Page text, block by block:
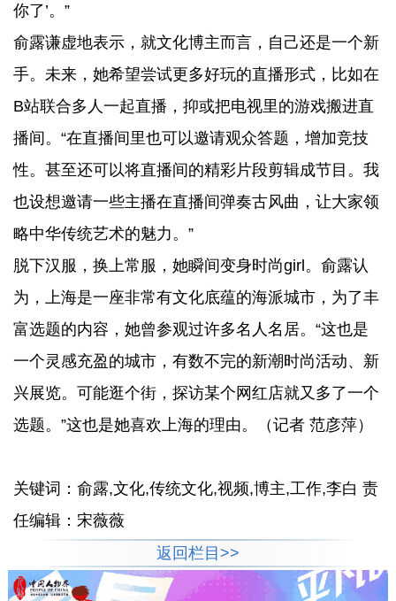
你了’。”
俞露谦虚地表示，就文化博主而言，自己还是一个新
手。未来，她希望尝试更多好玩的直播形式，比如在
B站联合多人一起直播，抑或把电视里的游戏搬进直
播间。“在直播间里也可以邀请观众答题，增加竞技
性。甚至还可以将直播间的精彩片段剪辑成节目。我
也设想邀请一些主播在直播间弹奏古风曲，让大家领
略中华传统艺术的魅力。”
脱下汉服，换上常服，她瞬间变身时尚girl。俞露认
为，上海是一座非常有文化底蕴的海派城市，为了丰
富选题的内容，她曾参观过许多名人名居。“这也是
一个灵感充盈的城市，有数不完的新潮时尚活动、新
兴展览。可能逛个街，探访某个网红店就又多了一个
选题。”这也是她喜欢上海的理由。（记者 范彦萍）
关键词：俞露,文化,传统文化,视频,博主,工作,李白 责
任编辑：宋薇薇
返回栏目>>